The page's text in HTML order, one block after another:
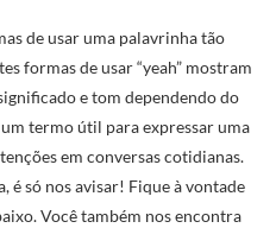
de usar uma palavrinha tão
formas de usar “yeah” mostram
e tom dependendo do
termo útil para expressar uma
em conversas cotidianas.
é só nos avisar! Fique à vontade
Você também nos encontra